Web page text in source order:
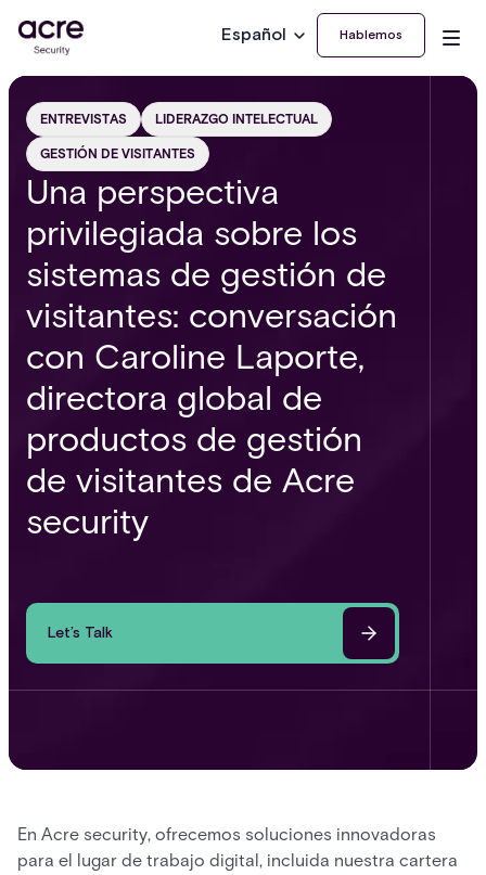
Español Hablemos
ENTREVISTAS LIDERAZGO INTELECTUAL
GESTIÓN DE VISITANTES
Una perspectiva
privilegiada sobre los
sistemas de gestión de
visitantes: conversación
con Caroline Laporte,
directora global de
productos de gestión
de visitantes de Acre
security
Let’s Talk
En Acre security, ofrecemos soluciones innovadoras
para el lugar de trabajo digital, incluida nuestra cartera